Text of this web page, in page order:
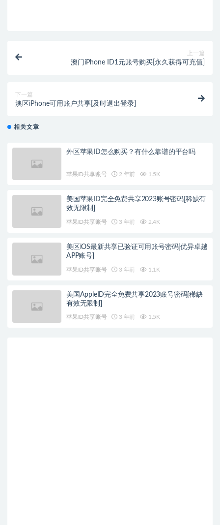
上一篇
澳门iPhone ID1元账号购买[永久获得可充值]
下一篇
澳区iPhone可用账户共享[及时退出登录]
相关文章
外区苹果ID怎么购买？有什么靠谱的平台吗
苹果ID共享账号 2 年前 1.5K
美国苹果ID完全免费共享2023账号密码[稀缺有
效无限制]
苹果ID共享账号 3 年前 2.4K
美区iOS最新共享已验证可用账号密码[优异卓越
APP账号]
苹果ID共享账号 3 年前 1.1K
美国AppleID完全免费共享2023账号密码[稀缺
有效无限制]
苹果ID共享账号 3 年前 1.5K